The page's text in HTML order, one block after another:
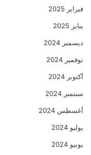
فبراير 2025
يناير 2025
ديسمبر 2024
نوفمبر 2024
أكتوبر 2024
سبتمبر 2024
أغسطس 2024
يوليو 2024
يونيو 2024